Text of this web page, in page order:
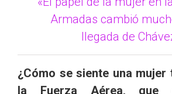
Armadas cambió
llegada de
¿Cómo se siente una mujer
la Fuerza Aérea, que